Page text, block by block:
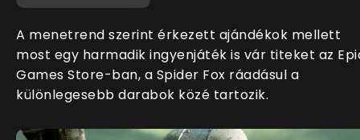
A menetrend szerint érkezett ajándékok mellett
most egy harmadik ingyenjáték is vár titeket az
Games Store-ban, a Spider Fox ráadásul a
különlegesebb darabok közé tartozik.